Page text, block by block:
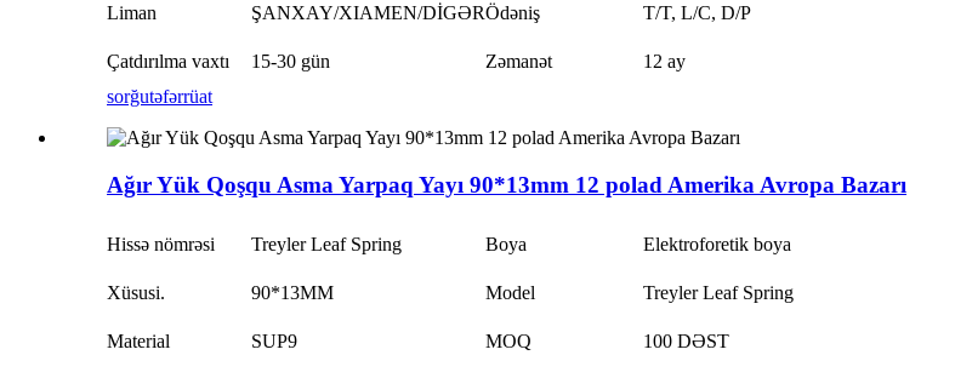
Liman ŞANXAY/XIAMEN/DİGƏRÖdəniş T/T, L/C, D/P
Çatdırılma vaxtı 15-30 gün Zəmanət
12 ay
sorğutəfərrüat
Ağır Yük Qoşqu Asma Yarpaq Yayı 90*13mm 12 polad Amerika Avropa Bazarı
Hissə nömrəsi Treyler Leaf Spring Boya Elektroforetik boya
Xüsusi. 90*13MM Model Treyler Leaf Spring
Material SUP9 MOQ 100 DƏST